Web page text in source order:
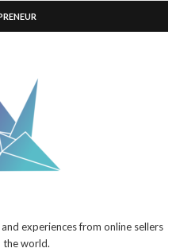
experiences from online sellers
the world.